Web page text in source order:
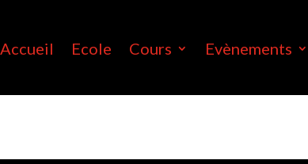
Accueil Ecole Cours Evènements